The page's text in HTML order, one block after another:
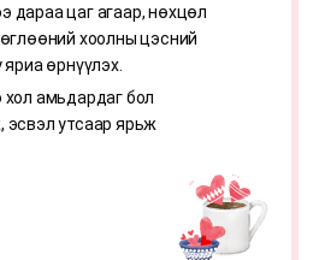
дараа цаг агаар, нөхцөл
хоолны цэсний
өрнүүлэх.
хол амьдардаг бол
утсаар ярьж